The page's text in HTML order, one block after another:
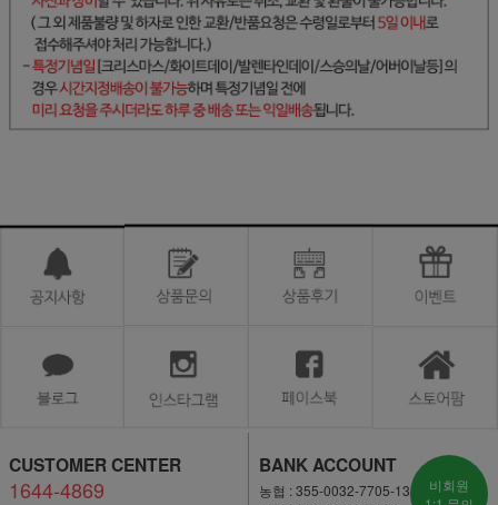
CUSTOMER CENTER
1644-4869
BANK ACCOUNT
농협 : 355-0032-7705-13
비회원